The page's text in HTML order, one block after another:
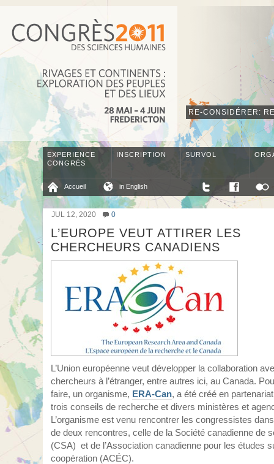
RE-CONSIDÉRER:
EXPERIENCE
CONGRÈS
INSCRIPTION SURVOL
Accueil in English
JUL 12, 2020 0
L’EUROPE VEUT ATTIRER LES
CHERCHEURS CANADIENS
L’Union européenne veut développer la collaboration
chercheurs à l’étranger, entre autres ici, au Canada.
faire, un organisme, ERA-Can, a été créé en
trois conseils de recherche et divers ministères et
L’organisme est venu rencontrer les congressistes
de deux rencontres, celle de la Société canadienne de
(CSA) et de l’Association canadienne pour les études
coopération (ACÉC).